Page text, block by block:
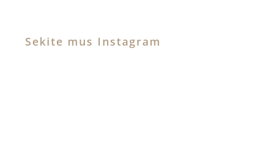
Sekite mus Instagram